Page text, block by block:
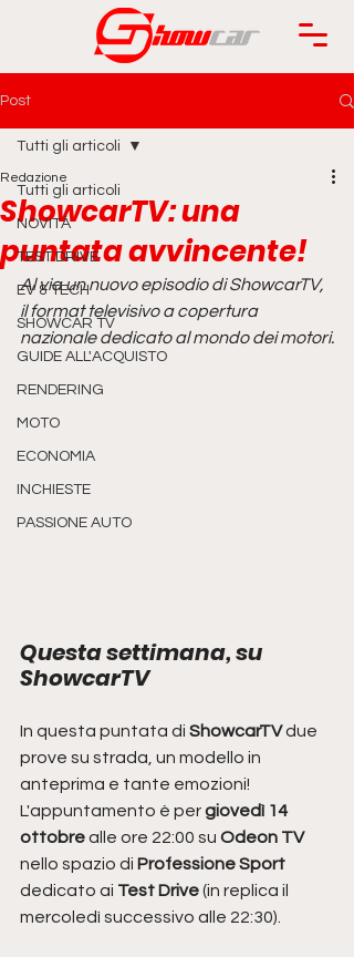
Post
Tutti gli articoli
NOVITÀ
TEST DRIVE
EV & TECH
SHOWCAR TV
GUIDE ALL'ACQUISTO
RENDERING
MOTO
ECONOMIA
INCHIESTE
PASSIONE AUTO
Tutti gli articoli
ShowcarTV: una
puntata avvincente!
Redazione
Al via un nuovo episodio di ShowcarTV,
il format televisivo a copertura
nazionale dedicato al mondo dei motori.
Questa settimana, su
ShowcarTV
In questa puntata di ShowcarTV due
prove su strada, un modello in
anteprima e tante emozioni!
L'appuntamento è per giovedì 14
ottobre alle ore 22:00 su Odeon TV
nello spazio di Professione Sport
dedicato ai Test Drive (in replica il
mercoledì successivo alle 22:30).